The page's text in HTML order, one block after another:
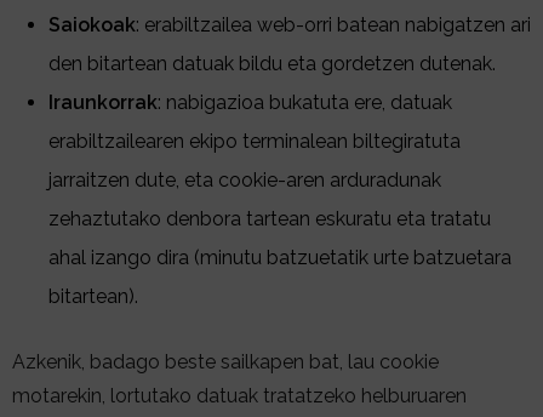
Saiokoak: erabiltzailea web-orri batean nabigatzen ari
den bitartean datuak bildu eta gordetzen dutenak.
Iraunkorrak: nabigazioa bukatuta ere, datuak
erabiltzailearen ekipo terminalean biltegiratuta
jarraitzen dute, eta cookie-aren arduradunak
zehaztutako denbora tartean eskuratu eta tratatu
ahal izango dira (minutu batzuetatik urte batzuetara
bitartean).
Azkenik, badago beste sailkapen bat, lau cookie
motarekin, lortutako datuak tratatzeko helburuaren